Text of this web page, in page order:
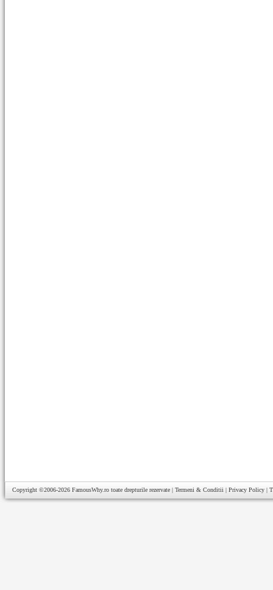
Copyright ©2006-2026 FamousWhy.ro toate drepturile rezervate | Termeni & Conditii | Privacy Policy |